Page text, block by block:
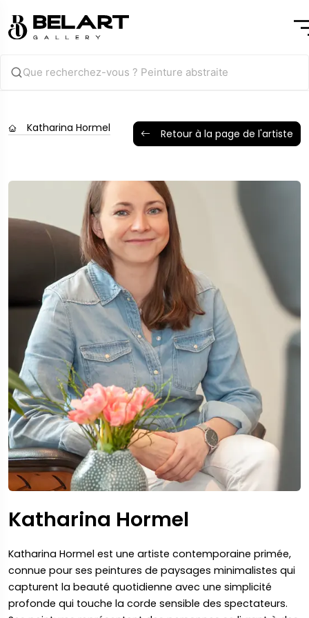
Katharina Hormel Retour à la page de l'artiste
Katharina Hormel
Katharina Hormel est une artiste contemporaine primée,
connue pour ses peintures de paysages minimalistes qui
capturent la beauté quotidienne avec une simplicité
profonde qui touche la corde sensible des spectateurs.